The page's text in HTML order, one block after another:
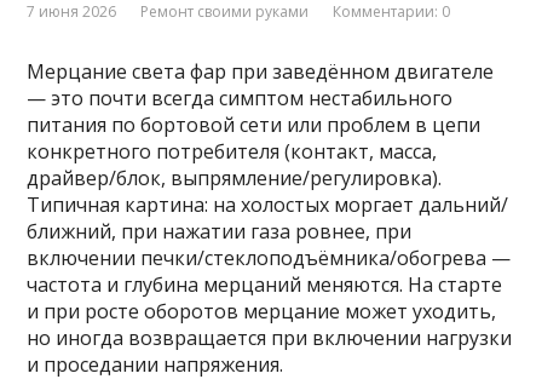
7 июня 2026 Ремонт своими руками Комментарии: 0
Мерцание света фар при заведённом двигателе
— это почти всегда симптом нестабильного
питания по бортовой сети или проблем в цепи
конкретного потребителя (контакт, масса,
драйвер/блок, выпрямление/регулировка).
Типичная картина: на холостых моргает дальний/
ближний, при нажатии газа ровнее, при
включении печки/стеклоподъёмника/обогрева —
частота и глубина мерцаний меняются. На старте
и при росте оборотов мерцание может уходить,
но иногда возвращается при включении нагрузки
и проседании напряжения.